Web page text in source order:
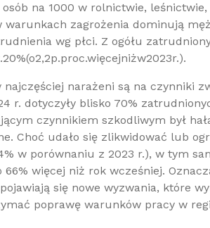
na 1000 w rolnictwie, leśnictwie,
zagrożenia dominują
wg płci. Z ogółu
narażeni są na czynniki
r. dotyczyły blisko 70%
czynnikiem szkodliwym był
Choć udało się zlikwidować lub
w porównaniu z 2023 r.), w tym
66% więcej niż rok wcześniej.
się nowe wyzwania, które
poprawę warunków pracy w